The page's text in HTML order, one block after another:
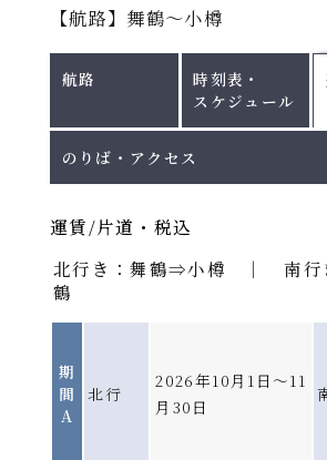
【航路】舞鶴～小樽
航路
時刻表・
スケジュール
※運休日がございます。
ールをご確認ください。
・ダイヤを変更する場合がありますの
せください。
北行き
運航日
運賃/片道・税込
北行き：舞鶴⇒小樽 ｜ 南行
鶴
期
間
A
北行
2026年10月1日～11
月30日
のりば・アクセス